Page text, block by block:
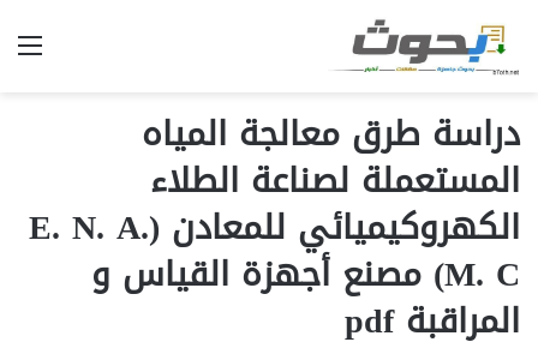
دراسة طرق معالجة المياه
المستعملة لصناعة الطلاء
الكهروكيميائي للمعادن (E. N. A.
M. C) مصنع أجهزة القياس و
المراقبة pdf